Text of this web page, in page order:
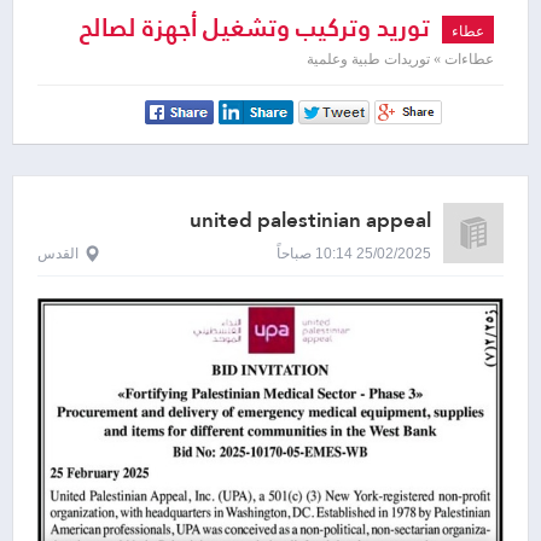
عطاء توريد وتركيب وتشغيل أجهزة لصالح
مستشفى جمعية المقاصد الخيرية
الاسلامية القدس
عطاءات » توريدات طبية وعلمية
united palestinian appeal
25/02/2025 10:14 صباحاً القدس